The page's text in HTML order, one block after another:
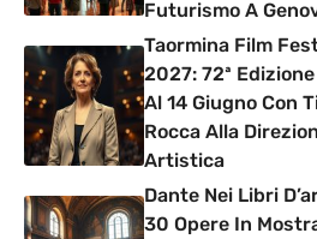
Futurismo A
Taormina Film
2027: 72ª Edizione
Al 14 Giugno Con
Rocca Alla
Artistica
Dante Nei Libri
30 Opere In